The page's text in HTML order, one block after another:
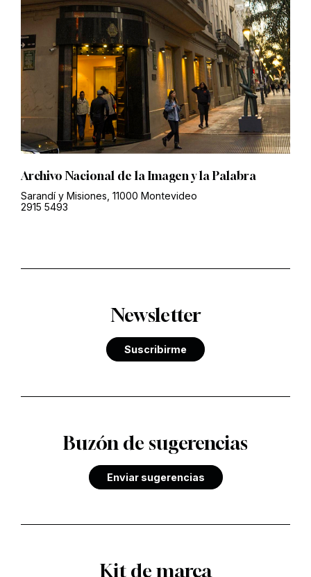
Archivo Nacional de la Imagen y la Palabra
Sarandí y Misiones, 11000 Montevideo
2915 5493
Newsletter
Suscribirme
Buzón de sugerencias
Enviar sugerencias
Kit de marca